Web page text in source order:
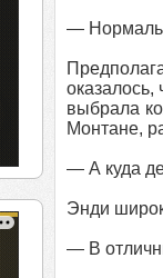
—
выбрала
Монтане,
— А куда
Энди
— В